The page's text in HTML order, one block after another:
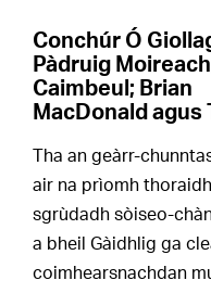
Conchúr Ó
Pàdruig
Caimbeul; Brian
MacDonald agus
Tha an geàrr-
air na prìomh
sgrùdadh sòiseo-
a bheil Gàidhlig ga
coimhearsnachdan